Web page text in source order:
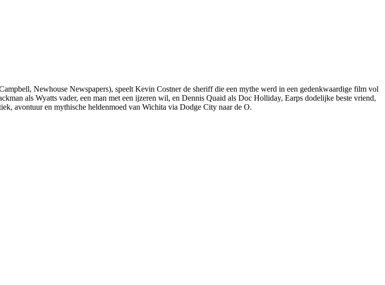
Newhouse Newspapers), speelt Kevin Costner de sheriff die een mythe werd in een gedenkwaardige film vol
als Wyatts vader, een man met een ijzeren wil, en Dennis Quaid als Doc Holliday, Earps dodelijke beste vriend,
avontuur en mythische heldenmoed van Wichita via Dodge City naar de O.